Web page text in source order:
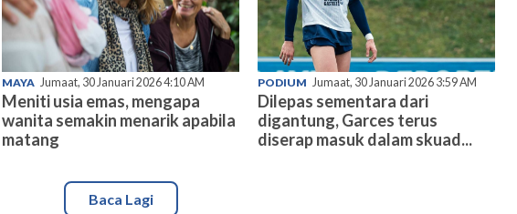
MAYA Jumaat, 30 Januari 2026 4:10 AM
Meniti usia emas, mengapa
wanita semakin menarik apabila
matang
PODIUM Jumaat, 30 Januari 2026 3:59 AM
Dilepas sementara dari
digantung, Garces terus
diserap masuk dalam skuad...
Baca Lagi